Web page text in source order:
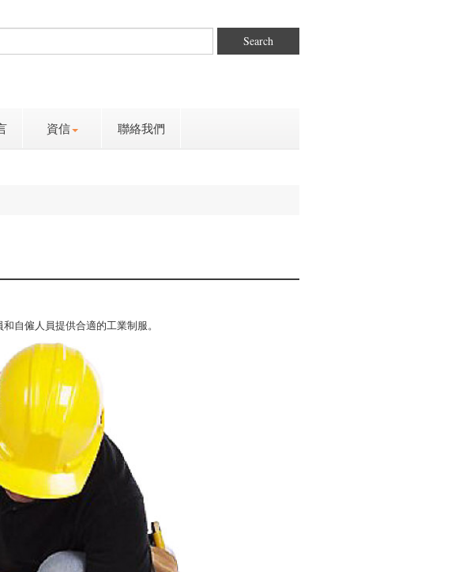
Search
資信 聯絡我們
自僱人員提供合適的工業制服。